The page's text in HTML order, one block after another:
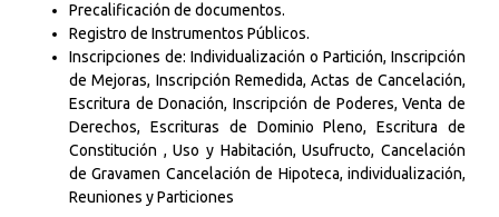
Precalificación de documentos.
Registro de Instrumentos Públicos.
Inscripciones de: Individualización o Partición, Inscripción
de Mejoras, Inscripción Remedida, Actas de Cancelación,
Escritura de Donación, Inscripción de Poderes, Venta de
Derechos, Escrituras de Dominio Pleno, Escritura de
Constitución , Uso y Habitación, Usufructo, Cancelación
de Gravamen Cancelación de Hipoteca, individualización,
Reuniones y Particiones